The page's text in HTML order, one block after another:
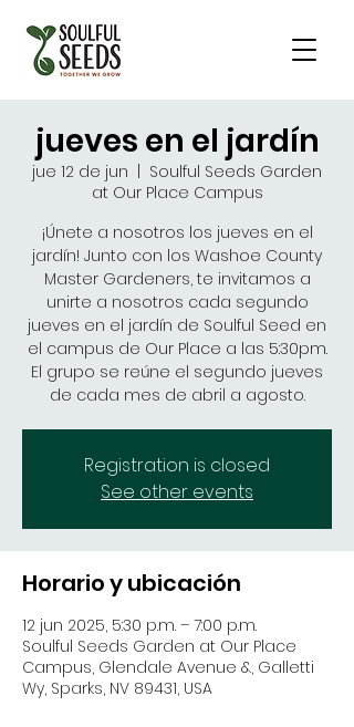
jueves en el jardín
jue 12 de jun
Soulful Seeds Garden
at Our Place Campus
¡Únete a nosotros los jueves en el
jardín! Junto con los Washoe County
Master Gardeners, te invitamos a
unirte a nosotros cada segundo
jueves en el jardín de Soulful Seed en
el campus de Our Place a las 5:30pm.
El grupo se reúne el segundo jueves
de cada mes de abril a agosto.
Registration is closed
See other events
Horario y ubicación
12 jun 2025, 5:30 p.m. – 7:00 p.m.
Soulful Seeds Garden at Our Place
Campus, Glendale Avenue &, Galletti
Wy, Sparks, NV 89431, USA